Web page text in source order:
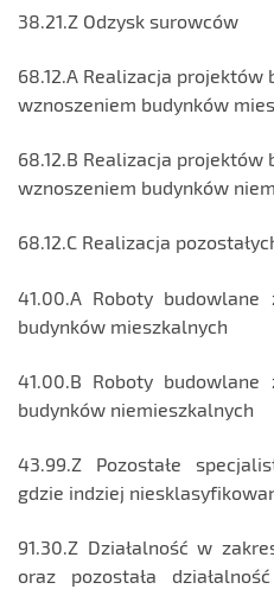
38.21.Z Odzysk surowców
68.12.A Realizacja
wznoszeniem budynków
68.12.B Realizacja
wznoszeniem budynków
68.12.C Realizacja
41.00.A Roboty budowlane
budynków mieszkalnych
41.00.B Roboty budowlane
budynków niemieszkalnych
43.99.Z Pozostałe
gdzie indziej
91.30.Z Działalność w
oraz pozostała